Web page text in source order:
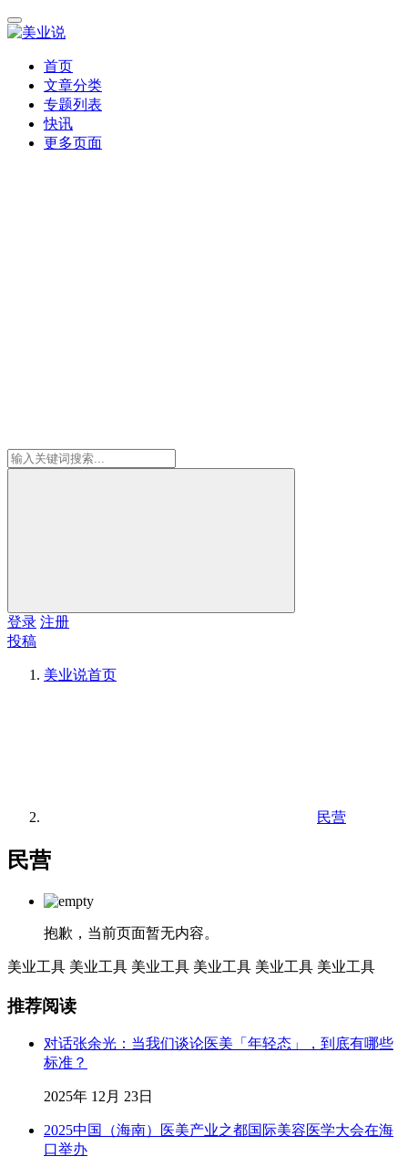
首页
文章分类
专题列表
快讯
更多页面
登录 注册
投稿
美业说首页
民营
民营
抱歉，当前页面暂无内容。
美业工具 美业工具 美业工具 美业工具 美业工具 美业工具
推荐阅读
对话张余光：当我们谈论医美「年轻态」，到底有哪些
标准？
2025年 12月 23日
2025中国（海南）医美产业之都国际美容医学大会在海
口举办